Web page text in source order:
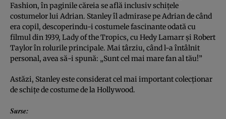
Fashion, în paginile căreia se află inclusiv schițele
costumelor lui Adrian. Stanley îl admirase pe Adrian de când
era copil, descoperindu-i costumele fascinante odată cu
filmul din 1939, Lady of the Tropics, cu Hedy Lamarr și Robert
Taylor în rolurile principale. Mai târziu, când l-a întâlnit
personal, avea să-i spună: „Sunt cel mai mare fan al tău!”
Astăzi, Stanley este considerat cel mai important colecționar
de schițe de costume de la Hollywood.
Surse: